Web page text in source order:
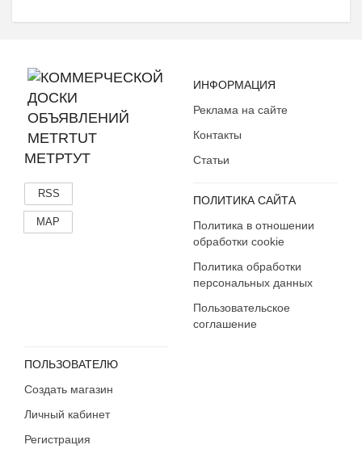
МЕТРТУТ
RSS
MAP
ИНФОРМАЦИЯ
Реклама на сайте
Контакты
Статьи
ПОЛИТИКА САЙТА
Политика в отношении
обработки cookie
Политика обработки
персональных данных
Пользовательское
соглашение
ПОЛЬЗОВАТЕЛЮ
Создать магазин
Личный кабинет
Регистрация